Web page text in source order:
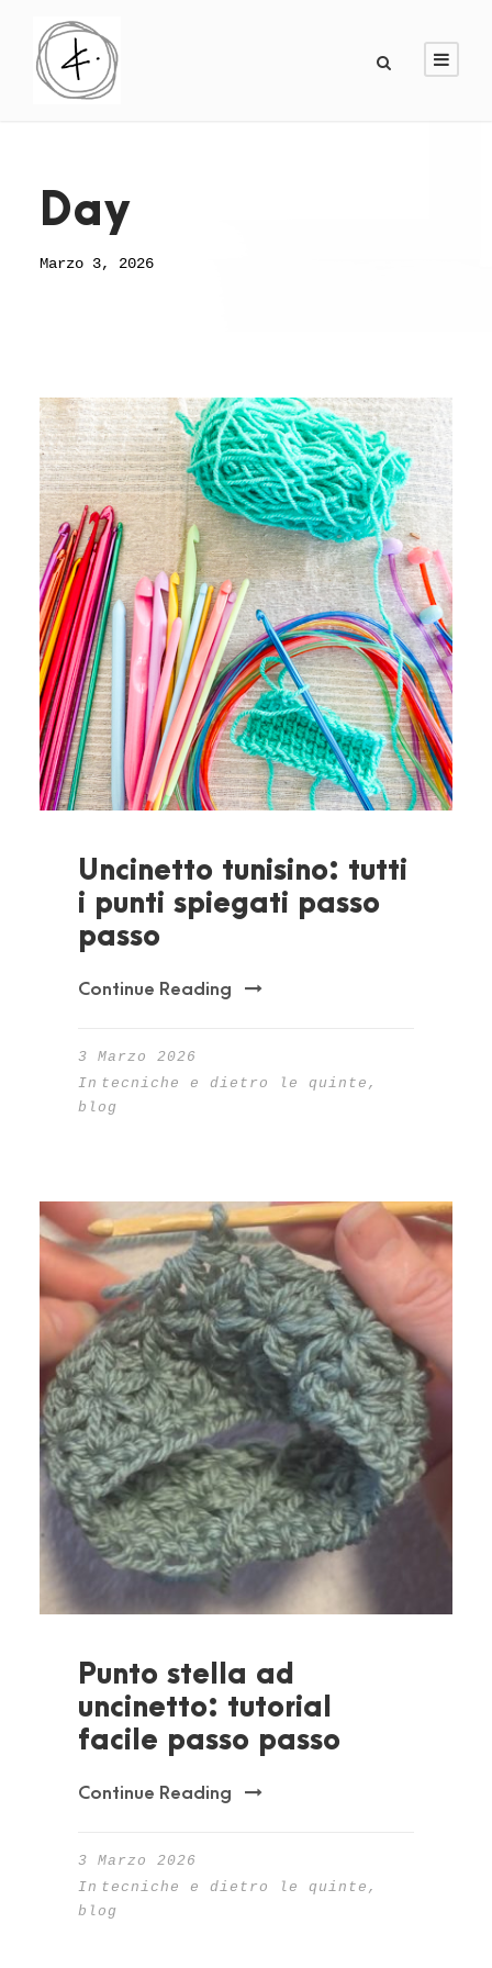
Day
Marzo 3, 2026
Uncinetto tunisino: tutti
i punti spiegati passo
passo
Continue Reading
3 Marzo 2026
In tecniche e dietro le quinte ,
blog
Punto stella ad
uncinetto: tutorial
facile passo passo
Continue Reading
3 Marzo 2026
In tecniche e dietro le quinte ,
blog